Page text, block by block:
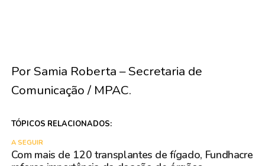
Por Samia Roberta – Secretaria de
Comunicação / MPAC.
TÓPICOS RELACIONADOS:
A SEGUIR
Com mais de 120 transplantes de fígado, Fundhacre